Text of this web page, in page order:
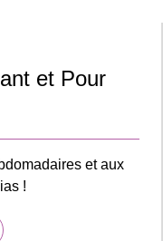
et Pour
et aux
!